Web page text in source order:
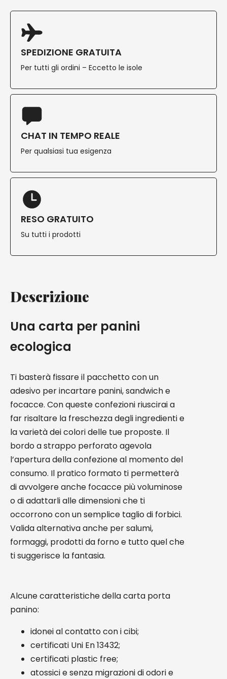
SPEDIZIONE GRATUITA
Per tutti gli ordini – Eccetto le isole
CHAT IN TEMPO REALE
Per qualsiasi tua esigenza
RESO GRATUITO
Su tutti i prodotti
Descrizione
Una carta per panini
ecologica
Ti basterà fissare il pacchetto con un
adesivo per incartare panini, sandwich e
focacce. Con queste confezioni riuscirai a
far risaltare la freschezza degli ingredienti e
la varietà dei colori delle tue proposte. Il
bordo a strappo perforato agevola
l’apertura della confezione al momento del
consumo. Il pratico formato ti permetterà
di avvolgere anche focacce più voluminose
o di adattarli alle dimensioni che ti
occorrono con un semplice taglio di forbici.
Valida alternativa anche per salumi,
formaggi, prodotti da forno e tutto quel che
ti suggerisce la fantasia.
Alcune caratteristiche della carta porta
panino:
idonei al contatto con i cibi;
certificati Uni En 13432;
certificati plastic free;
atossici e senza migrazioni di odori e